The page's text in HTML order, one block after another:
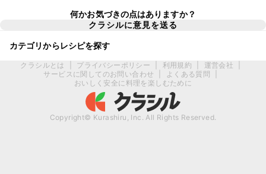
何かお気づきの点はありますか？
クラシルに意見を送る
カテゴリからレシピを探す
クラシルとは プライバシーポリシー 利用規約 運営会社
サービスに関してのお問い合わせ
よくある質問
おいしく安全に料理を楽しむために
Copyright© Kurashiru, Inc. All Rights Reserved.